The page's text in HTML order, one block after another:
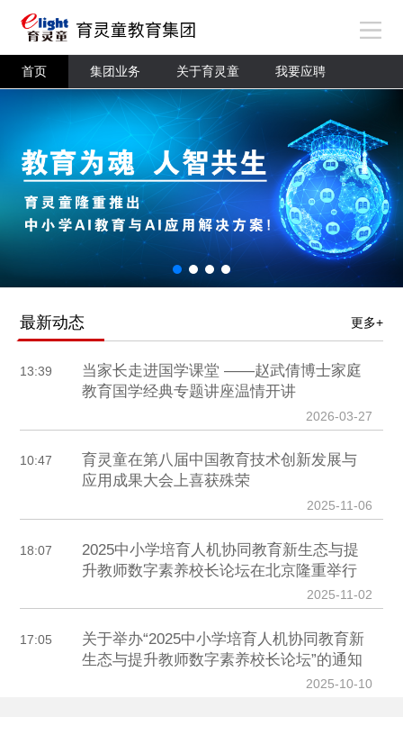
首页 集团业务 关于育灵童 我要应聘
最新动态 更多+
13:39
当家长走进国学课堂 ——赵武倩博士家庭
教育国学经典专题讲座温情开讲
2026-03-27
10:47
育灵童在第八届中国教育技术创新发展与
应用成果大会上喜获殊荣
2025-11-06
18:07
2025中小学培育人机协同教育新生态与提
升教师数字素养校长论坛在北京隆重举行
2025-11-02
17:05
关于举办“2025中小学培育人机协同教育新
生态与提升教师数字素养校长论坛”的通知
2025-10-10